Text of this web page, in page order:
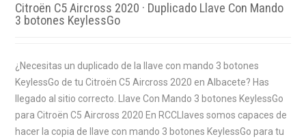
Citroën C5 Aircross 2020 · Duplicado Llave Con Mando
3 botones KeylessGo
¿Necesitas un duplicado de la llave con mando 3 botones
KeylessGo de tu Citroën C5 Aircross 2020 en Albacete? Has
llegado al sitio correcto. Llave Con Mando 3 botones KeylessGo
para Citroën C5 Aircross 2020 En RCCLlaves somos capaces de
hacer la copia de llave con mando 3 botones KeylessGo para tu